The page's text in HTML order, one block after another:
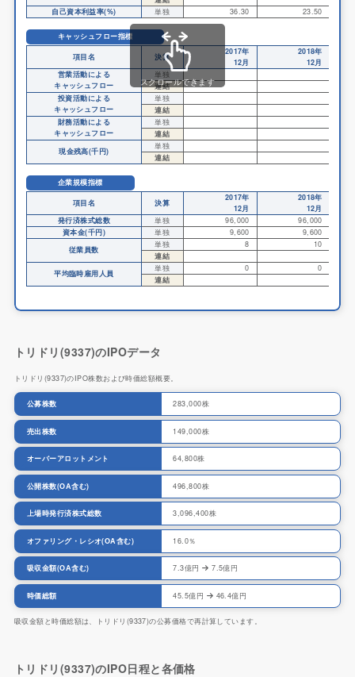
自己資本利益率(%)
単独 36.30 23.50
キャッシュフロー指標
項目名
決算
2017年
12月
2018年
12月
営業活動による
キャッシュフロー
単独
連結
投資活動による
キャッシュフロー
単独
連結
財務活動による
キャッシュフロー
単独
連結
現金残高(千円)
単独
連結
企業規模指標
項目名
決算
2017年
12月
2018年
12月
発行済株式総数
単独 96,000
96,000
資本金(千円)
単独 9,600
9,600
従業員数
単独 8
10
連結
平均臨時雇用人員
単独 0
0
連結
スクロールできます
トリドリ(9337)のIPOデータ
トリドリ(9337)のIPO株数および時価総額概要。
公募株数 283,000株
売出株数 149,000株
オーバーアロットメント 64,800株
公開株数(OA含む) 496,800株
上場時発行済株式総数 3,096,400株
オファリング・レシオ(OA含む) 16.0％
吸収金額(OA含む) 7.3億円 7.5億円
時価総額 45.5億円 46.4億円
吸収金額と時価総額は、トリドリ(9337)の公募価格で再計算しています。
トリドリ(9337)のIPO日程と各価格